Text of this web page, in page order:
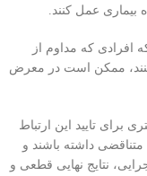
بیماری عمل کنند.
افرادی که مداوم از
ممکن است در معرض
برای تایید این ارتباط
داشته باشند و
نتایج نهایی قطعی و